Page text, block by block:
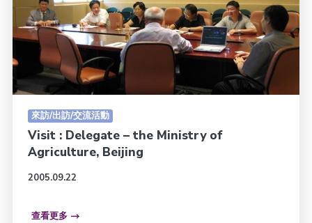
來訪/出訪/交流活動
Visit : Delegate – the Ministry of
Agriculture, Beijing
2005.09.22
查看更多